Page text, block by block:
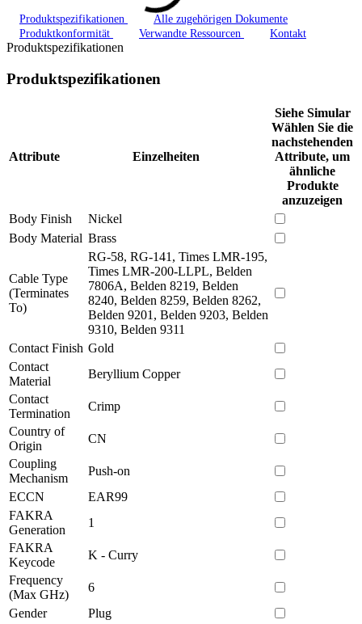
Produktspezifikationen
Alle zugehörigen Dokumente
Produktkonformität
Verwandte Ressourcen Kontakt
Produktspezifikationen
Produktspezifikationen
Attribute Einzelheiten
Siehe Simular
Wählen Sie die
nachstehenden
Attribute, um
ähnliche
Produkte
anzuzeigen
Body Finish
Nickel
Body Material Brass
Cable Type
(Terminates
To)
RG-58, RG-141, Times LMR-195,
Times LMR-200-LLPL, Belden
7806A, Belden 8219, Belden
8240, Belden 8259, Belden 8262,
Belden 9201, Belden 9203, Belden
9310, Belden 9311
Contact Finish Gold
Contact
Material
Beryllium Copper
Contact
Termination
Crimp
Country of
Origin
CN
Coupling
Mechanism
Push-on
ECCN
EAR99
FAKRA
Generation
1
FAKRA
Keycode
K - Curry
Frequency
(Max GHz)
6
Gender
Plug